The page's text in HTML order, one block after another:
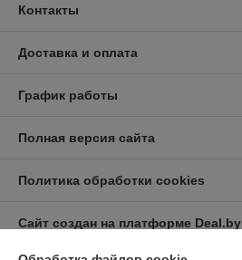
Контакты
Доставка и оплата
График работы
Полная версия сайта
Политика обработки cookies
Сайт создан на платформе Deal.by